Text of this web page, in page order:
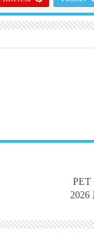
أكبر مصانع عبوات بلاستيك PET